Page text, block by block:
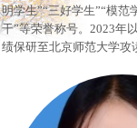
明学生”“三好学生”“模范
干”等荣誉称号。2023年
绩保研至北京师范大学攻